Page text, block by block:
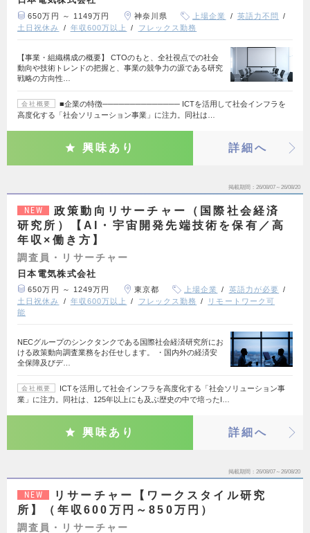
650万円 ～ 1149万円 神奈川県 上場企業
英語力不問
土日祝休み
年収600万以上 フレックス勤務
【事業・組織構成の概要】 CTOのもと、全社視点での社会
動向や技術トレンドの把握と、事業の競争力の源である研究
戦略の方向性…
会社概要
■企業の特徴────────────── ICTを活用して社会インフラを
高度化する「社会ソリューション事業」に注力。同社は…
興味あり 詳細へ
掲載期間 26/08/07～26/08/20
NEW
政策動向リサーチャー（国際社会経済
研究所）【AI・宇宙開発先端技術を保有／高
年収×働き方】
調査員・リサーチャー
日本電気株式会社
650万円 ～ 1249万円 東京都 上場企業
英語力が必要
土日祝休み
年収600万以上 フレックス勤務
リモートワーク可
能
NECグループのシンクタンクである国際社会経済研究所にお
ける政策動向調査業務をお任せします。 ・国内外の経済安
全保障及びデ…
会社概要
ICTを活用して社会インフラを高度化する「社会ソリューション事
業」に注力。同社は、125年以上にも及ぶ歴史の中で培ったI…
興味あり 詳細へ
掲載期間 26/08/07～26/08/20
NEW
リサーチャー【ワークスタイル研究
所】（年収600万円～850万円）
調査員・リサーチャー